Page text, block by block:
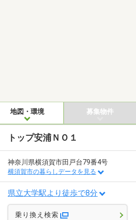
地図・環境 募集物件
トップ安浦ＮＯ１
神奈川県横須賀市田戸台79番4号
横須賀市の暮らしデータを見る
県立大学駅より徒歩で8分
乗り換え検索